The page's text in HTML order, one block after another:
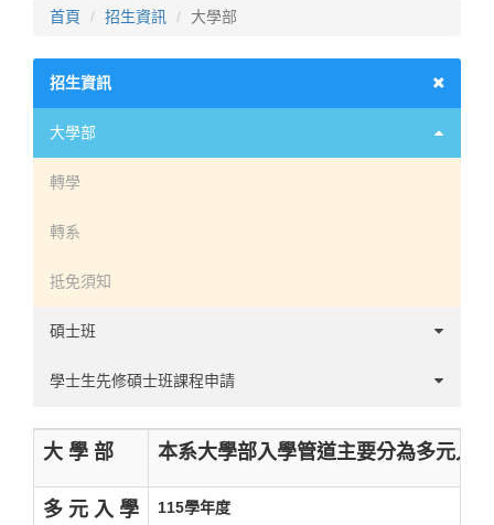
首頁 招生資訊 大學部
招生資訊
大學部
轉學
轉系
抵免須知
碩士班
甄試
考試
學士生先修碩士班課程申請
心理學系學生先修碩士班課程相關辦法及表單
大 學 部 本系大學部入學管道主要分為多元入
多 元 入 學
115學年度